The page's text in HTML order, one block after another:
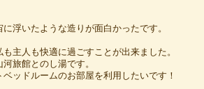
浮いたような造りが面白かったです。
主人も快適に過ごすことが出来ました。
旅館とのし湯です。
ッドルームのお部屋を利用したいです！